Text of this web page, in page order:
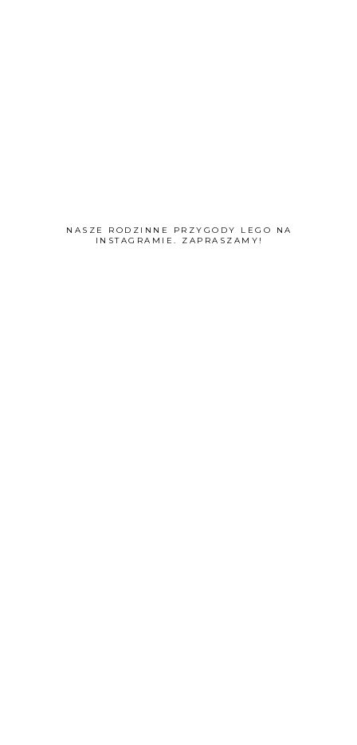
NASZE RODZINNE PRZYGODY LEGO NA
INSTAGRAMIE. ZAPRASZAMY!